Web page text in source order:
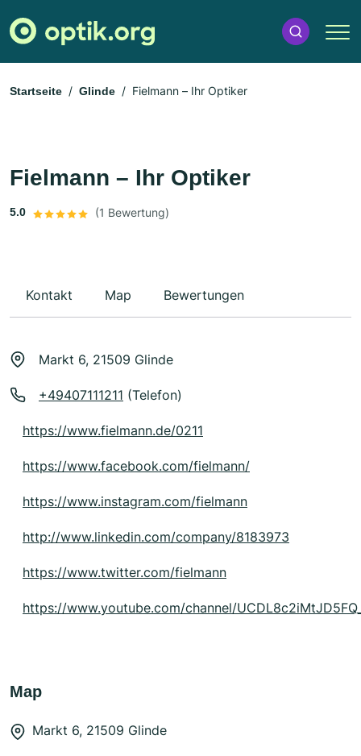
Startseite Glinde Fielmann – Ihr Optiker
Fielmann – Ihr Optiker
5.0 (1 Bewertung)
Kontakt Map Bewertungen
Markt 6, 21509 Glinde
+49407111211 (Telefon)
https://www.fielmann.de/0211
https://www.facebook.com/fielmann/
https://www.instagram.com/fielmann
http://www.linkedin.com/company/8183973
https://www.twitter.com/fielmann
https://www.youtube.com/channel/
Map
Markt 6, 21509 Glinde